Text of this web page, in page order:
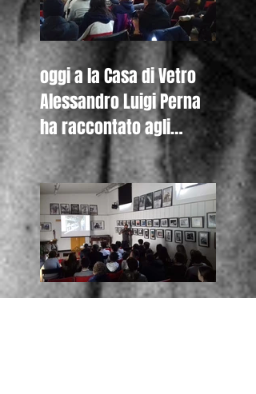
oggi a la Casa di Vetro
Alessandro Luigi Perna
ha raccontato agli
studenti del Liceo De
Nicola di Se